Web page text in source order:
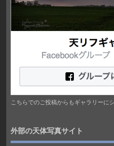
こちらでのご投稿からもギャラリーに
外部の天体写真サイト